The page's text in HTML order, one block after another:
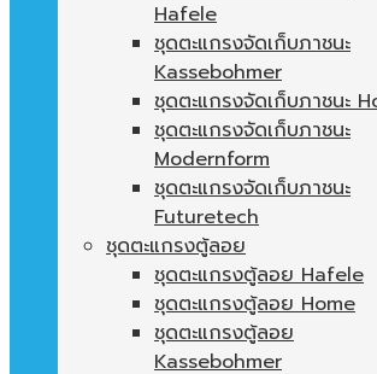
Hafele
ชุดตะแกรงจัดเก็บภาชนะ
Kassebohmer
ชุดตะแกรงจัดเก็บภาชนะ
ชุดตะแกรงจัดเก็บภาชนะ
Modernform
ชุดตะแกรงจัดเก็บภาชนะ
Futuretech
ชุดตะแกรงตู้ลอย
ชุดตะแกรงตู้ลอย Hafele
ชุดตะแกรงตู้ลอย Home
ชุดตะแกรงตู้ลอย
Kassebohmer